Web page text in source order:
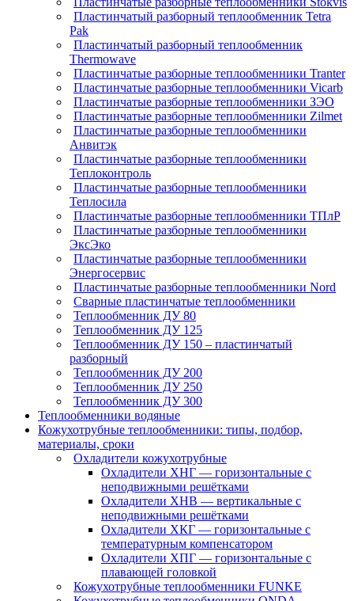
Пластинчатый разборный теплообменник Tetra
Pak
Пластинчатый разборный теплообменник
Thermowave
Пластинчатые разборные теплообменники Tranter
Пластинчатые разборные теплообменники Vicarb
Пластинчатые разборные теплообменники ЗЭО
Пластинчатые разборные теплообменники Zilmet
Пластинчатые разборные теплообменники
Анвитэк
Пластинчатые разборные теплообменники
Теплоконтроль
Пластинчатые разборные теплообменники
Теплосила
Пластинчатые разборные теплообменники ТПлР
Пластинчатые разборные теплообменники
ЭксЭко
Пластинчатые разборные теплообменники
Энергосервис
Пластинчатые разборные теплообменники Nord
Сварные пластинчатые теплообменники
Теплообменник ДУ 80
Теплообменник ДУ 125
Теплообменник ДУ 150 – пластинчатый
разборный
Теплообменник ДУ 200
Теплообменник ДУ 250
Теплообменник ДУ 300
Теплообменники водяные
Кожухотрубные теплообменники: типы, подбор,
материалы, сроки
Охладители кожухотрубные
Охладители ХНГ — горизонтальные с
неподвижными решётками
Охладители ХНВ — вертикальные с
неподвижными решётками
Охладители ХКГ — горизонтальные с
температурным компенсатором
Охладители ХПГ — горизонтальные с
плавающей головкой
Кожухотрубные теплообменники FUNKE